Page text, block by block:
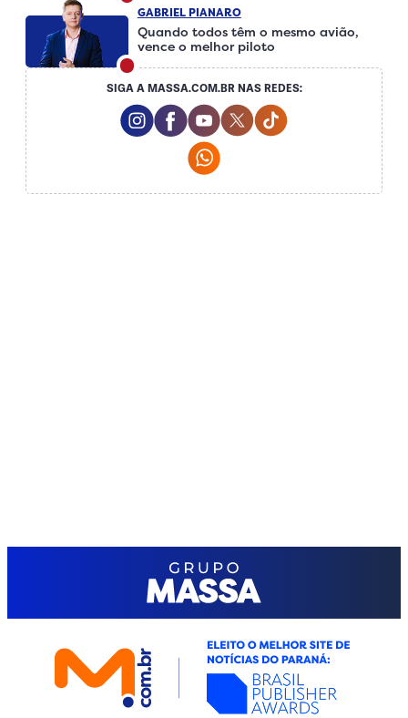
GABRIEL PIANARO
Quando todos têm o mesmo avião,
vence o melhor piloto
SIGA A MASSA.COM.BR NAS REDES:
Instagram Social Media
Facebook Social Media
Youtube Social Media
Twitter Social Media
Tiktok Social
Whatsapp Social Media